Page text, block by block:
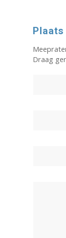
Plaats
Draag